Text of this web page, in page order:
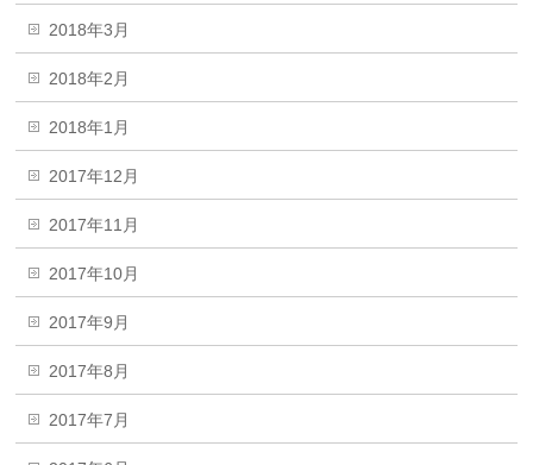
2018年3月
2018年2月
2018年1月
2017年12月
2017年11月
2017年10月
2017年9月
2017年8月
2017年7月